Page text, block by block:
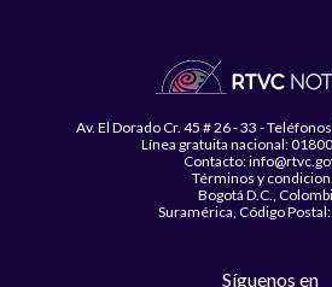
Av. El Dorado Cr. 45 # 26 - 33 -
Línea gratuita nacional:
Contacto:
Términos y
Bogotá D.C.,
Suramérica, Código
Síguenos en